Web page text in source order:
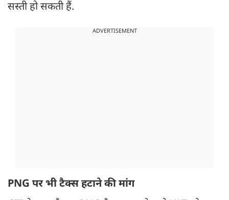
सस्ती हो सकती हैं.
ADVERTISEMENT
PNG पर भी टैक्स हटाने की मांग